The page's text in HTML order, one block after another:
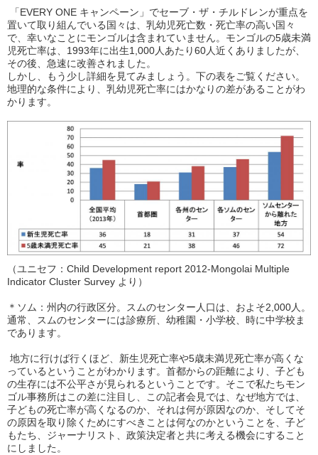
「EVERY ONE キャンペーン」でセーブ・ザ・チルドレンが重点を
置いて取り組んでいる国々は、乳幼児死亡数・死亡率の高い国々
で、幸いなことにモンゴルは含まれていません。モンゴルの5歳未満
児死亡率は、1993年に出生1,000人あたり60人近くありましたが、
その後、急速に改善されました。
しかし、もう少し詳細を見てみましょう。下の表をご覧ください。
地理的な条件により、乳幼児死亡率にはかなりの差があることがわ
かります。
（ユニセフ：Child Development report 2012-Mongolai Multiple
Indicator Cluster Survey より）
＊ソム：州内の行政区分。スムのセンター人口は、およそ2,000人。
通常、スムのセンターには診療所、幼稚園・小学校、時に中学校ま
であります。
地方に行けば行くほど、新生児死亡率や5歳未満児死亡率が高くな
っているということがわかります。首都からの距離により、子ども
の生存には不公平さが見られるということです。そこで私たちモン
ゴル事務所はこの差に注目し、この記者会見では、なぜ地方では、
子どもの死亡率が高くなるのか、それは何が原因なのか、そしてそ
の原因を取り除くためにすべきことは何なのかということを、子ど
もたち、ジャーナリスト、政策決定者と共に考える機会にすること
にしました。